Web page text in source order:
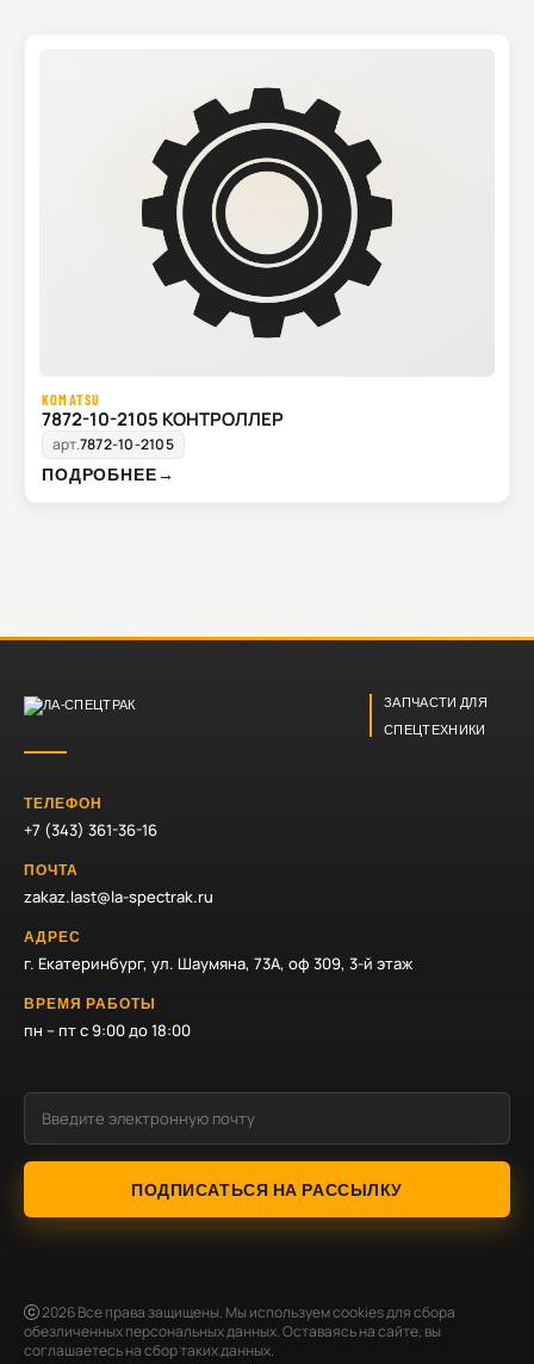
KOMATSU
7872-10-2105 КОНТРОЛЛЕР
арт.7872-10-2105
ПОДРОБНЕЕ→
ЗАПЧАСТИ ДЛЯ
СПЕЦТЕХНИКИ
ТЕЛЕФОН
+7 (343) 361-36-16
ПОЧТА
zakaz.last@la-spectrak.ru
АДРЕС
г. Екатеринбург, ул. Шаумяна, 73А, оф 309, 3-й этаж
ВРЕМЯ РАБОТЫ
пн – пт с 9:00 до 18:00
ПОДПИСАТЬСЯ НА РАССЫЛКУ
2026Все права защищены. Мы используем cookies для сбора
обезличенных персональных данных. Оставаясь на сайте, вы
соглашаетесь на сбор таких данных.